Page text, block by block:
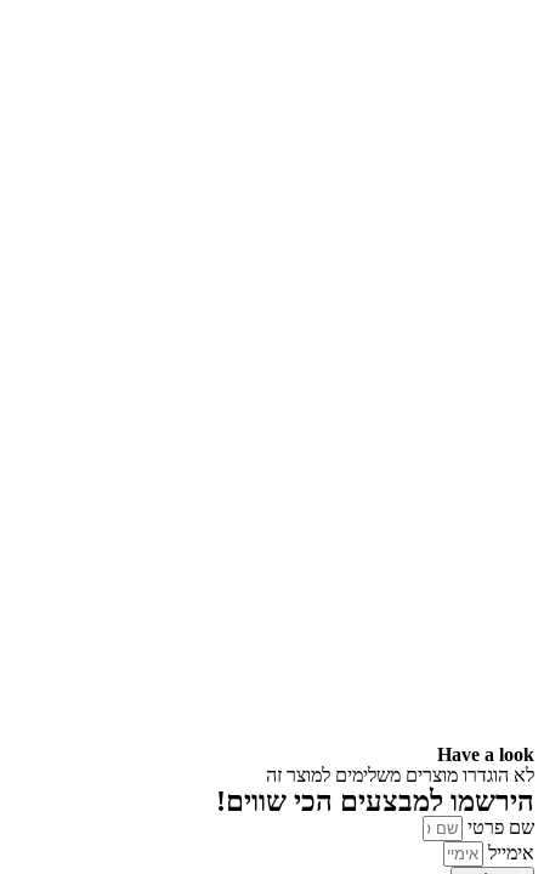
Have a look
לא הוגדרו מוצרים משלימים למוצר זה
הירשמו למבצעים הכי שווים!
שם פרטי
אימייל